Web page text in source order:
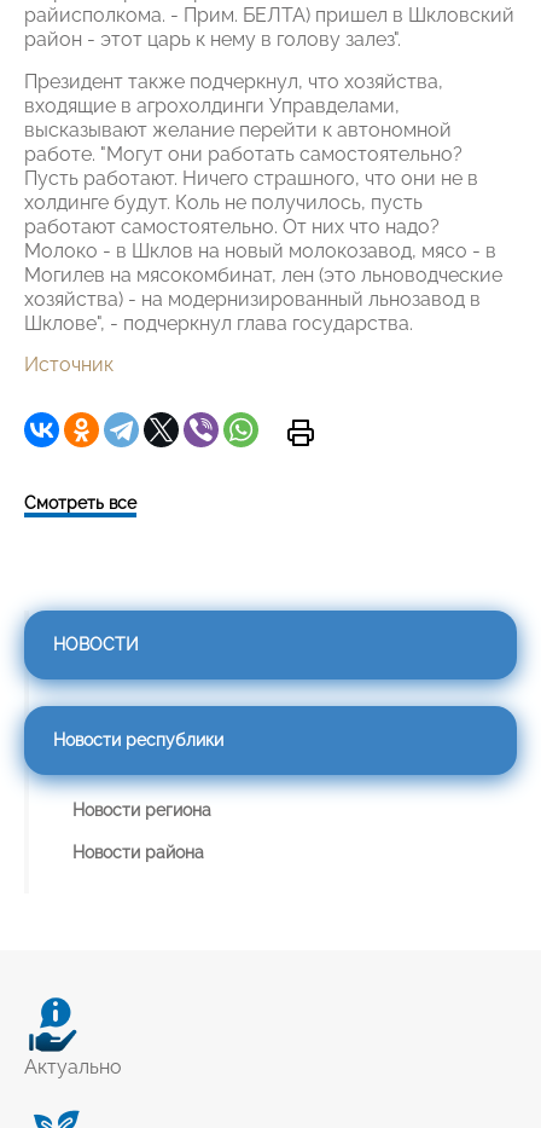
райисполкома. - Прим. БЕЛТА) пришел в Шкловский
район - этот царь к нему в голову залез".
Президент также подчеркнул, что хозяйства,
входящие в агрохолдинги Управделами,
высказывают желание перейти к автономной
работе. "Могут они работать самостоятельно?
Пусть работают. Ничего страшного, что они не в
холдинге будут. Коль не получилось, пусть
работают самостоятельно. От них что надо?
Молоко - в Шклов на новый молокозавод, мясо - в
Могилев на мясокомбинат, лен (это льноводческие
хозяйства) - на модернизированный льнозавод в
Шклове", - подчеркнул глава государства.
Источник
Смотреть все
НОВОСТИ
Новости республики
Новости региона
Новости района
Актуально